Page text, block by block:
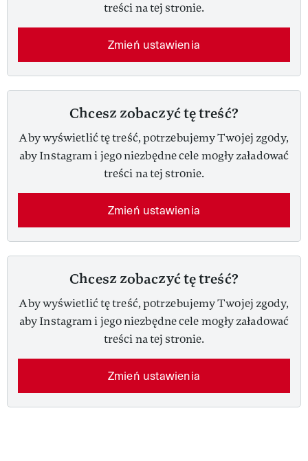
treści na tej stronie.
Zmień ustawienia
Chcesz zobaczyć tę treść?
Aby wyświetlić tę treść, potrzebujemy Twojej zgody,
aby Instagram i jego niezbędne cele mogły załadować
treści na tej stronie.
Zmień ustawienia
Chcesz zobaczyć tę treść?
Aby wyświetlić tę treść, potrzebujemy Twojej zgody,
aby Instagram i jego niezbędne cele mogły załadować
treści na tej stronie.
Zmień ustawienia